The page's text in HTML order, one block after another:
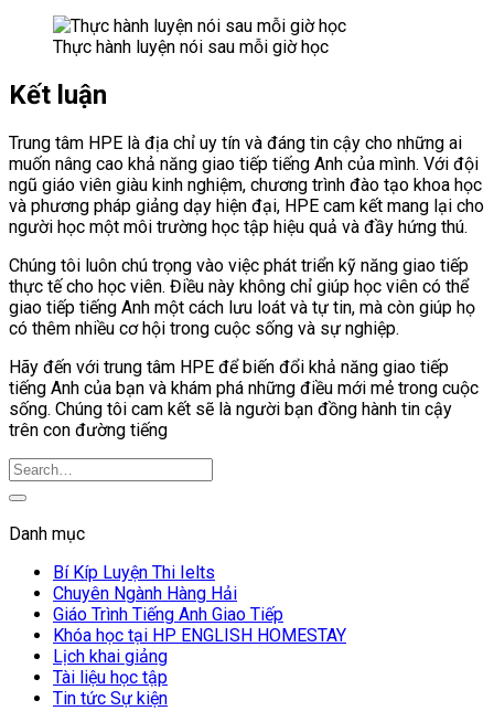
Thực hành luyện nói sau mỗi giờ học
Kết luận
Trung tâm HPE là địa chỉ uy tín và đáng tin cậy cho những ai
muốn nâng cao khả năng giao tiếp tiếng Anh của mình. Với đội
ngũ giáo viên giàu kinh nghiệm, chương trình đào tạo khoa học
và phương pháp giảng dạy hiện đại, HPE cam kết mang lại cho
người học một môi trường học tập hiệu quả và đầy hứng thú.
Chúng tôi luôn chú trọng vào việc phát triển kỹ năng giao tiếp
thực tế cho học viên. Điều này không chỉ giúp học viên có thể
giao tiếp tiếng Anh một cách lưu loát và tự tin, mà còn giúp họ
có thêm nhiều cơ hội trong cuộc sống và sự nghiệp.
Hãy đến với trung tâm HPE để biến đổi khả năng giao tiếp
tiếng Anh của bạn và khám phá những điều mới mẻ trong cuộc
sống. Chúng tôi cam kết sẽ là người bạn đồng hành tin cậy
trên con đường tiếng
Danh mục
Bí Kíp Luyện Thi Ielts
Chuyên Ngành Hàng Hải
Giáo Trình Tiếng Anh Giao Tiếp
Khóa học tại HP ENGLISH HOMESTAY
Lịch khai giảng
Tài liệu học tập
Tin tức Sự kiện